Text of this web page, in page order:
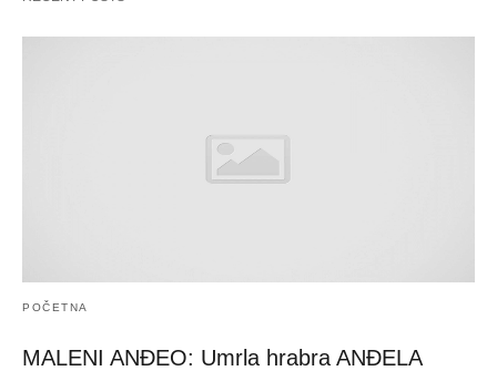
POČETNA
MALENI ANĐEO: Umrla hrabra ANĐELA